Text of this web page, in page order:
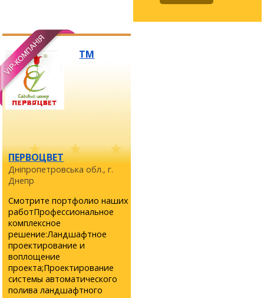
ТМ
ПЕРВОЦВЕТ
Дніпропетровська обл., г.
Днепр
Смотрите портфолио наших
работПрофессиональное
комплексное
решение:Ландшафтное
проектирование и
воплощение
проекта;Проектирование
системы автоматического
полива ландшафтного